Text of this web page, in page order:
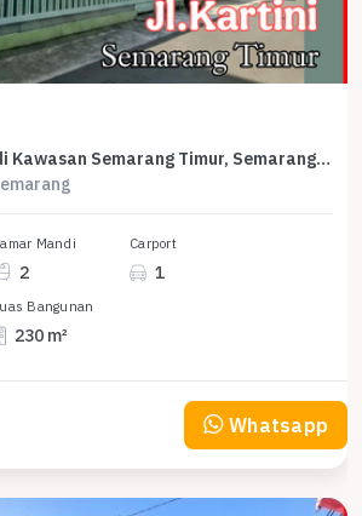
Hunian Prestisius di Kawasan Semarang Timur, Semarang, LB 230m², Harga 2,6 Miliar
Mandi
2
Carport
1
Bangunan
230 m²
Whatsapp